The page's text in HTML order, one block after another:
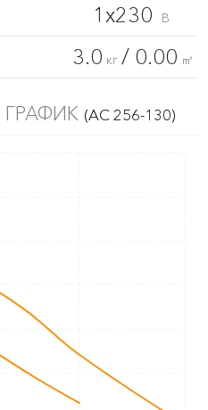
1x230 В
3.0 кг / 0.00 ㎥
(AC 256-130)